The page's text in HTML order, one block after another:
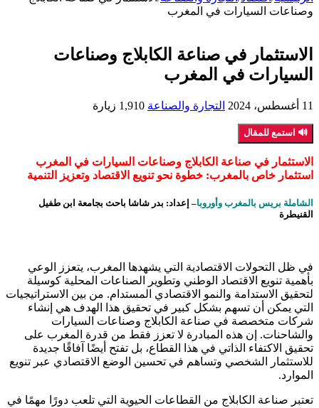
وصناعات السيارات في المغرب
الاستثمار في صناعة الكابلاج وصناعات
السيارات في المغرب
11 أغسطس، 2024 التجارة والصناعة 1,910 زيارة
🔊 استمع للمقال
الاستثمار في صناعة الكابلاج وصناعات السيارات في المغرب
استثمار خاص بالمغرب: خطوة نحو تنويع الاقتصاد وتعزيز التنمية
الشاملة بريس بالمغرب وأوروبا– إعداد: بدر شاشا باحث بجامعة ابن طفيل
القنيطرة
في ظل التحولات الاقتصادية التي يشهدها المغرب، يتعزز الوعي
بأهمية تنويع الاقتصاد الوطني وتطوير الصناعات المحلية كوسيلة
لتحقيق الاستدامة والنمو الاقتصادي المستدام. من بين الاستراتيجيات
التي يمكن أن تسهم بشكل كبير في تحقيق هذا الهدف هي إنشاء
شركات متخصصة في صناعة الكابلاج وصناعات السيارات
والشاحنات. إن هذه المبادرة لا تعزز فقط من قدرة المغرب على
تحقيق الاكتفاء الذاتي في هذا القطاع، بل تفتح أيضًا آفاقًا جديدة
للاستثمار الشخصي وتساهم في تحسين الوضع الاقتصادي عبر تنويع
الموارد.
تعتبر صناعة الكابلاج من القطاعات الحيوية التي تلعب دورًا مهمًا في